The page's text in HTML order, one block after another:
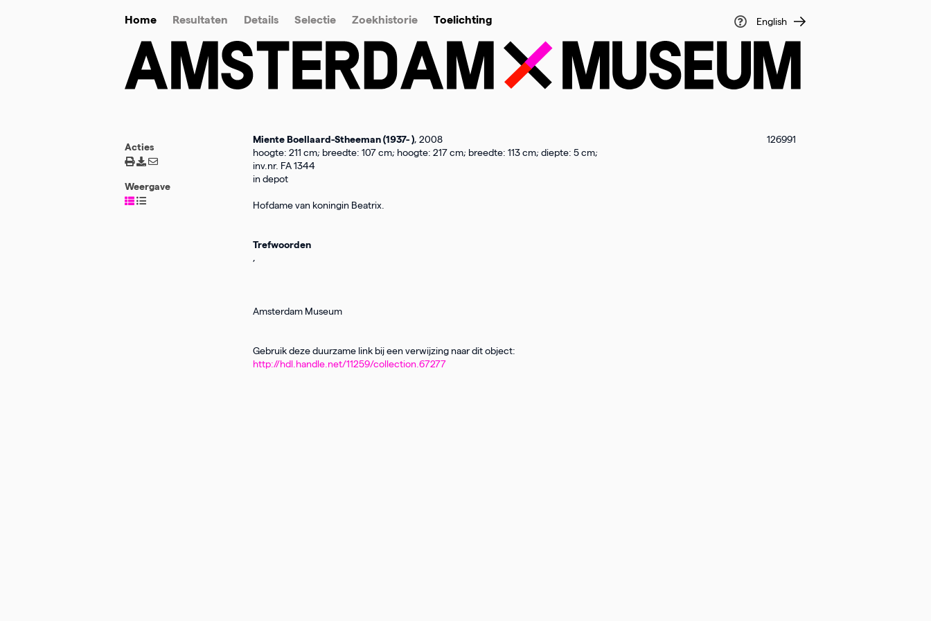
Home Resultaten Details Selectie Zoekhistorie Toelichting English
Acties
Weergave
126991
Miente Boellaard-Stheeman (1937- ), 2008
hoogte: 211 cm; breedte: 107 cm; hoogte: 217 cm; breedte: 113 cm; diepte: 5 cm;
inv.nr. FA 1344
in depot
Hofdame van koningin Beatrix.
Trefwoorden
,
Amsterdam Museum
Gebruik deze duurzame link bij een verwijzing naar dit object:
http://hdl.handle.net/11259/collection.67277